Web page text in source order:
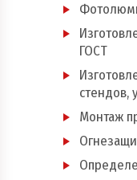
Шкафы, щиты
ГОСТ
стендов,
Монтаж